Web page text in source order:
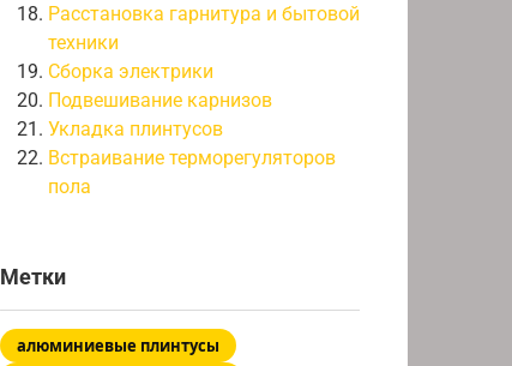
Расстановка гарнитура и бытовой
техники
Сборка электрики
Подвешивание карнизов
Укладка плинтусов
Встраивание терморегуляторов
пола
Метки
алюминиевые плинтусы